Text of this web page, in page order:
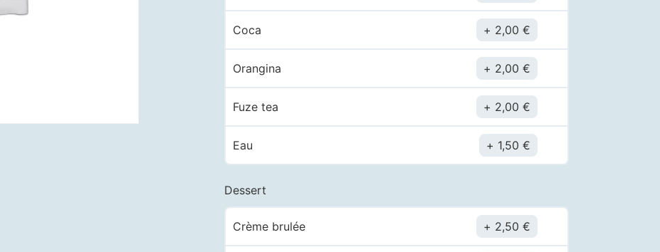
Coca 2,00€
Orangina 2,00€
Fuze tea 2,00€
Eau 1,50€
Dessert
Crème brulée 2,50€